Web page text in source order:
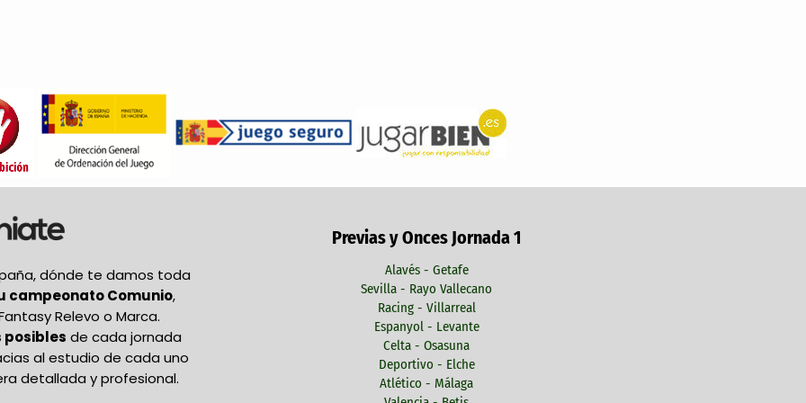
dónde te damos toda
campeonato Comunio,
Relevo o Marca.
posibles de cada jornada
al estudio de cada uno
detallada y profesional.
Previas y Onces Jornada 1
Alavés - Getafe
Sevilla - Rayo Vallecano
Racing - Villarreal
Espanyol - Levante
Celta - Osasuna
Deportivo - Elche
Atlético - Málaga